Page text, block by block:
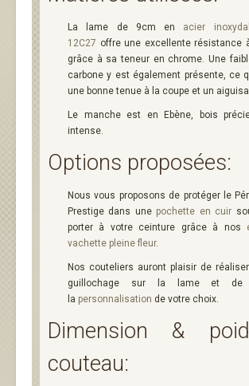
La lame de 9cm en acier
12C27 offre une excellente résistance
grâce à sa teneur en chrome. Une
carbone y est également présente, ce
une bonne tenue à la coupe et un
Le manche est en Ebène, bois
intense.
Options proposées:
Nous vous proposons de protéger le
Prestige dans une pochette en cuir
porter à votre ceinture grâce à nos
vachette pleine fleur.
Nos couteliers auront plaisir de
guillochage sur la lame et de
la personnalisation de votre choix.
Dimension &
couteau: